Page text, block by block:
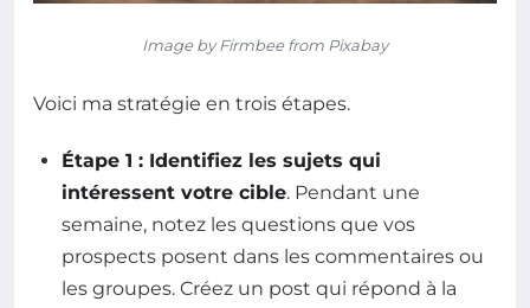
Image by Firmbee from Pixabay
Voici ma stratégie en trois étapes.
Étape 1 : Identifiez les sujets qui
intéressent votre cible. Pendant une
semaine, notez les questions que vos
prospects posent dans les commentaires ou
les groupes. Créez un post qui répond à la